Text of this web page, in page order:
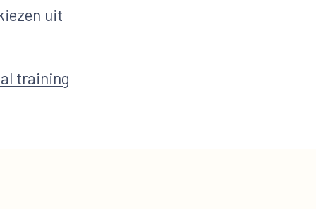
uit
training